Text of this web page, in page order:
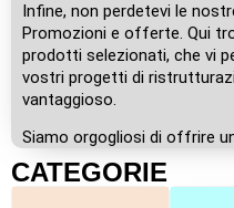
Infine, non perdetevi le
Promozioni e offerte. Qui
prodotti selezionati, che vi
vostri progetti di
vantaggioso.
Siamo orgogliosi di offrire
CATEGORIE